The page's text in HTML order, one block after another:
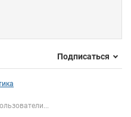
Подписаться